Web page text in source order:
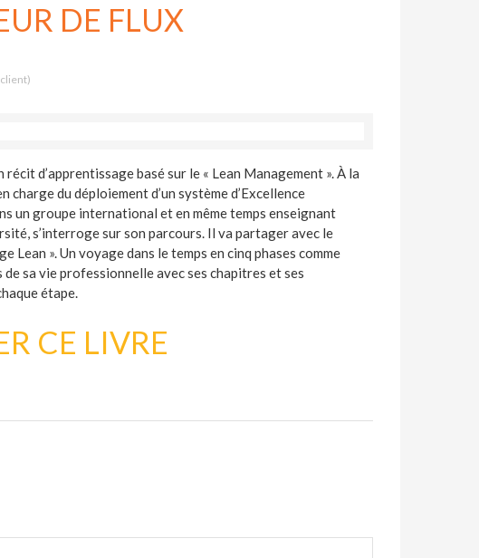
DE FLUX
d’apprentissage basé sur le « Lean Management ». À la
charge du déploiement d’un système d’Excellence
un groupe international et en même temps enseignant
s’interroge sur son parcours. Il va partager avec le
Lean ». Un voyage dans le temps en cinq phases comme
sa vie professionnelle avec ses chapitres et ses
étape.
CE LIVRE